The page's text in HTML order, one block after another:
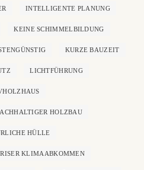
INTELLIGENTE PLANUNG
KEINE SCHIMMELBILDUNG
KURZE BAUZEIT
LICHTFÜHRUNG
HOLZBAU
HÜLLE
KLIMAABKOMMEN